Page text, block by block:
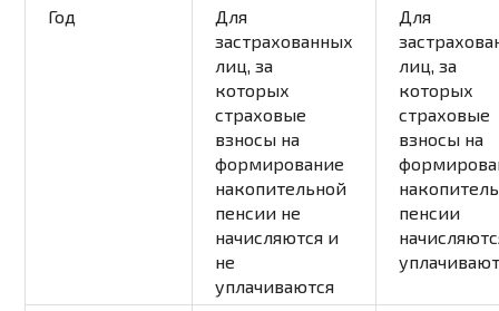
Год
Для
застрахованных
лиц, за
которых
страховые
взносы на
формирование
накопительной
пенсии не
начисляются и
не
уплачиваются
Для
лиц, за
которых
страховые
взносы на
пенсии